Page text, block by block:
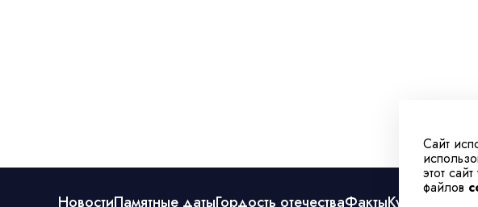
Сайт
этот
файлов
НовостиПамятные датыГордость отечестваФактыКультура